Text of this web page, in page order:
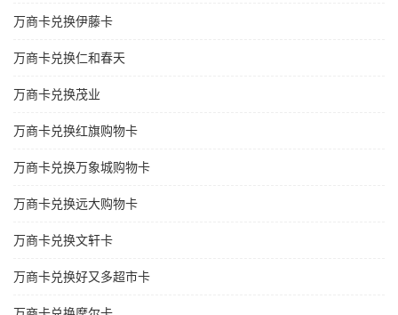
万商卡兑换伊藤卡
万商卡兑换仁和春天
万商卡兑换茂业
万商卡兑换红旗购物卡
万商卡兑换万象城购物卡
万商卡兑换远大购物卡
万商卡兑换文轩卡
万商卡兑换好又多超市卡